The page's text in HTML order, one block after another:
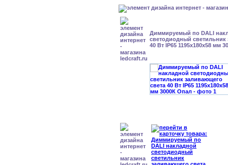
Диммируемый по DALI
светодиодный светильник
40 Вт IP65 1195x180x58 мм